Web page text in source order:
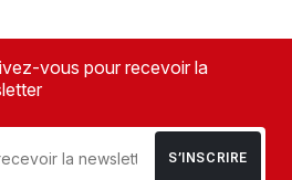
vous pour recevoir la
S’INSCRIRE